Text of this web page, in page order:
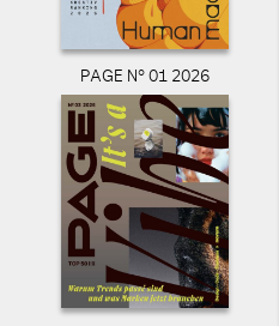
PAGE N° 01 2026